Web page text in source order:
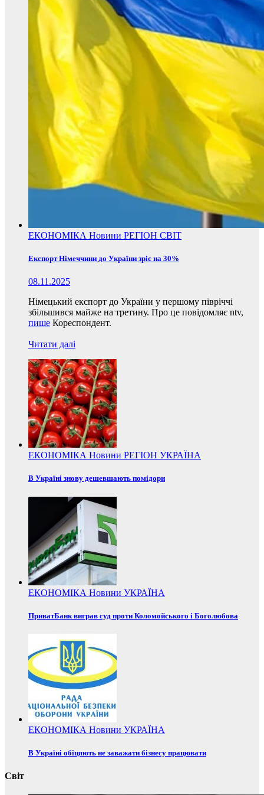
ЕКОНОМІКА Новини РЕГІОН СВІТ
Експорт Німеччини до України зріс на 30%
08.11.2025
Німецький експорт до України у першому півріччі
збільшився майже на третину. Про це повідомляє ntv,
пише Кореспондент.
Читати далі
ЕКОНОМІКА Новини РЕГІОН УКРАЇНА
В Україні знову дешевшають помідори
ЕКОНОМІКА Новини УКРАЇНА
ПриватБанк виграв суд проти Коломойського і Боголюбова
ЕКОНОМІКА Новини УКРАЇНА
В Україні обіцяють не заважати бізнесу працювати
Світ